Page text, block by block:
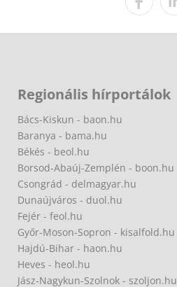
Regionális hírportálok
Bács-Kiskun - baon.hu
Baranya - bama.hu
Békés - beol.hu
Borsod-Abaúj-Zemplén - boon.hu
Csongrád - delmagyar.hu
Dunaújváros - duol.hu
Fejér - feol.hu
Győr-Moson-Sopron - kisalfold.hu
Hajdú-Bihar - haon.hu
Heves - heol.hu
Jász-Nagykun-Szolnok - szoljon.hu